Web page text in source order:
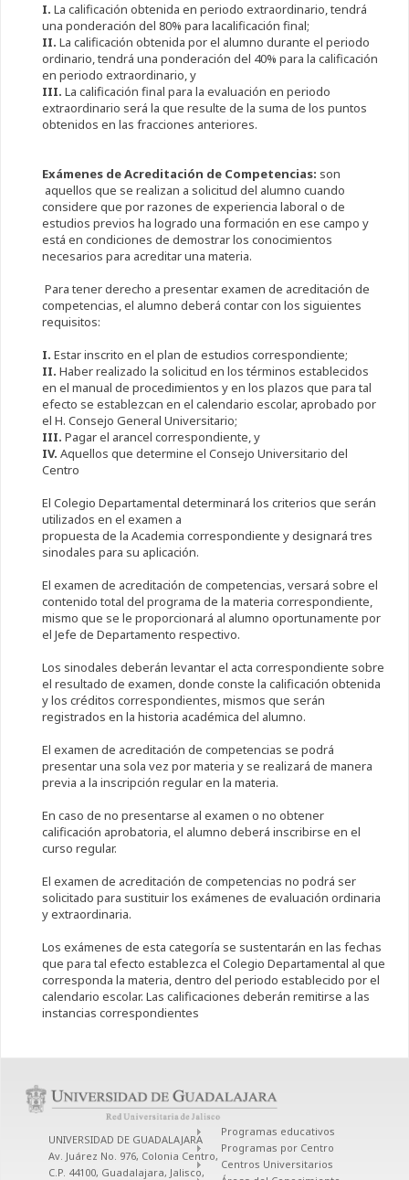
I. La calificación obtenida en periodo extraordinario, tendrá
una ponderación del 80% para lacalificación final;
II. La calificación obtenida por el alumno durante el periodo
ordinario, tendrá una ponderación del 40% para la calificación
en periodo extraordinario, y
III. La calificación final para la evaluación en periodo
extraordinario será la que resulte de la suma de los puntos
obtenidos en las fracciones anteriores.
Exámenes de Acreditación de Competencias: son
aquellos que se realizan a solicitud del alumno cuando
considere que por razones de experiencia laboral o de
estudios previos ha logrado una formación en ese campo y
está en condiciones de demostrar los conocimientos
necesarios para acreditar una materia.
Para tener derecho a presentar examen de acreditación de
competencias, el alumno deberá contar con los siguientes
requisitos:
I. Estar inscrito en el plan de estudios correspondiente;
II. Haber realizado la solicitud en los términos establecidos
en el manual de procedimientos y en los plazos que para tal
efecto se establezcan en el calendario escolar, aprobado por
el H. Consejo General Universitario;
III. Pagar el arancel correspondiente, y
IV. Aquellos que determine el Consejo Universitario del
Centro
El Colegio Departamental determinará los criterios que serán
utilizados en el examen a
propuesta de la Academia correspondiente y designará tres
sinodales para su aplicación.
El examen de acreditación de competencias, versará sobre el
contenido total del programa de la materia correspondiente,
mismo que se le proporcionará al alumno oportunamente por
el Jefe de Departamento respectivo.
Los sinodales deberán levantar el acta correspondiente sobre
el resultado de examen, donde conste la calificación obtenida
y los créditos correspondientes, mismos que serán
registrados en la historia académica del alumno.
El examen de acreditación de competencias se podrá
presentar una sola vez por materia y se realizará de manera
previa a la inscripción regular en la materia.
En caso de no presentarse al examen o no obtener
calificación aprobatoria, el alumno deberá inscribirse en el
curso regular.
El examen de acreditación de competencias no podrá ser
solicitado para sustituir los exámenes de evaluación ordinaria
y extraordinaria.
Los exámenes de esta categoría se sustentarán en las fechas
que para tal efecto establezca el Colegio Departamental al que
corresponda la materia, dentro del periodo establecido por el
calendario escolar. Las calificaciones deberán remitirse a las
instancias correspondientes
UNIVERSIDAD DE GUADALAJARA
Av. Juárez No. 976, Colonia Centro,
C.P. 44100, Guadalajara, Jalisco,
Programas educativos
Programas por Centro
Centros Universitarios